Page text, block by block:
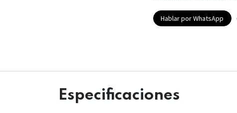
Hablar por WhatsApp
Especificaciones